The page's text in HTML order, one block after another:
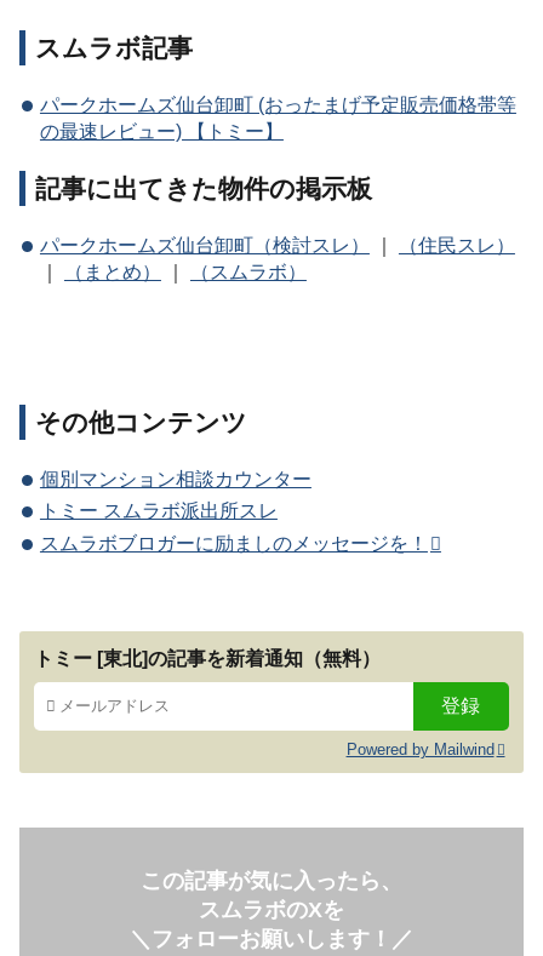
スムラボ記事
パークホームズ仙台卸町 (おったまげ予定販売価格帯等
の最速レビュー) 【トミー】
記事に出てきた物件の掲示板
パークホームズ仙台卸町（検討スレ） ｜
（住民スレ）
｜
（まとめ） ｜ （スムラボ）
その他コンテンツ
個別マンション相談カウンター
トミー スムラボ派出所スレ
スムラボブロガーに励ましのメッセージを！
トミー [東北]の記事を新着通知（無料）
Powered by Mailwind
この記事が気に入ったら、
スムラボのXを
＼フォローお願いします！／